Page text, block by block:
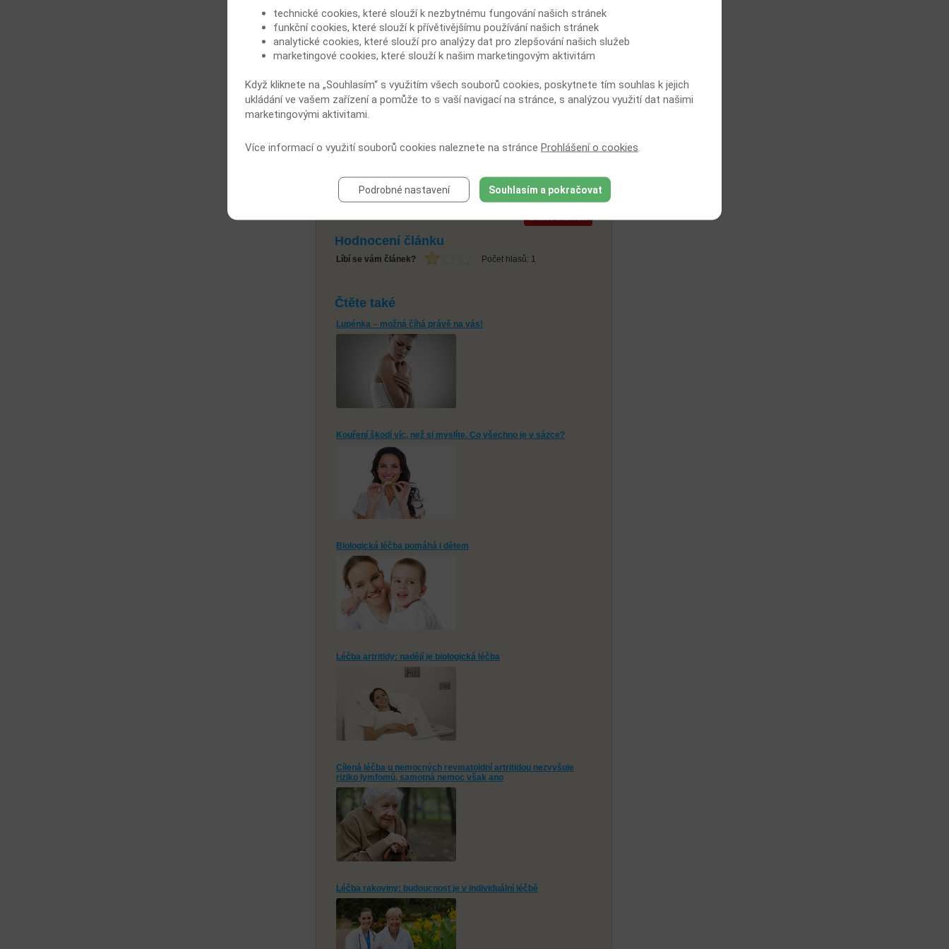
V současné době se především diskutuje o tom, zda je lepší
používat přípravky samostatně, v různých kombinacích, nebo i
postupně po sobě. Během relativně krátké doby se na trhu objevilo
hned několik účinných léků, na druhé straně je však potřeba si
uvědomit, že oproti jiným nádorům jsou v tomto případě léčebné
co nejvíce využít potenciál uvedených léčiv.
V současnosti je možné využít i cílenou léčbu, a to v síti
onkologických center. Jedinou nevýhodou je, že dosud nebylo
nebo metastazujícího karcinomu ledviny. Je tedy možná pouze na
(holi)
zdravi.e15.cz
Další článek
Hodnocení článku
Líbí se vám článek? Počet hlasů: 1
Čtěte také
Lupénka – možná číhá právě na vás!
Kouření škodí víc, než si myslíte. Co všechno je v sázce?
Biologická léčba pomáhá i dětem
Léčba artritidy: nadějí je biologická léčba
Cílená léčba u nemocných revmatoidní artritidou nezvyšuje
riziko lymfomů, samotná nemoc však ano
Léčba rakoviny: budoucnost je v individuální léčbě
technické cookies, které slouží k nezbytnému fungování našich stránek
funkční cookies, které slouží k přívětivějšímu používání našich stránek
analytické cookies, které slouží pro analýzy dat pro zlepšování našich služeb
marketingové cookies, které slouží k našim marketingovým aktivitám
Když kliknete na „Souhlasím“ s využitím všech souborů cookies, poskytnete tím souhlas k jejich
ukládání ve vašem zařízení a pomůže to s vaší navigací na stránce, s analýzou využití dat našimi
marketingovými aktivitami.
Více informací o využití souborů cookies naleznete na stránce Prohlášení o cookies
Podrobné nastavení Souhlasím a pokračovat